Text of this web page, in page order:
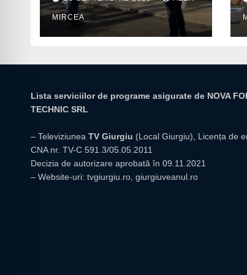
MIRCEA
Lista serviciilor de programe asigurate de NOVA
TECHNIC SRL
– Televiziunea TV Giurgiu (Local Giurgiu), Licența de
CNA nr. TV-C 591.3/05.05.2011
Decizia de autorizare aprobată în 09.11.2021
– Website-uri: tvgiurgiu.ro giurgiuveanul.ro